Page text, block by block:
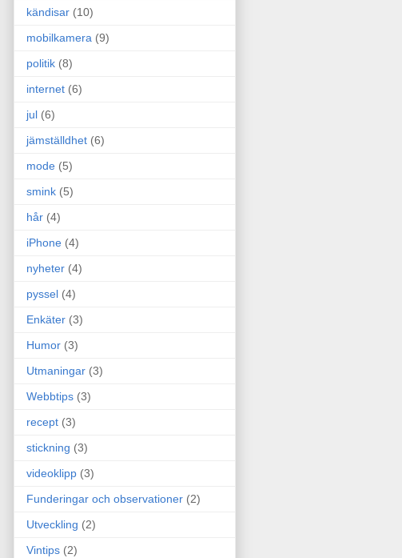
kändisar (10)
mobilkamera (9)
politik (8)
internet (6)
jul (6)
jämställdhet (6)
mode (5)
smink (5)
hår (4)
iPhone (4)
nyheter (4)
pyssel (4)
Enkäter (3)
Humor (3)
Utmaningar (3)
Webbtips (3)
recept (3)
stickning (3)
videoklipp (3)
Funderingar och observationer (2)
Utveckling (2)
Vintips (2)